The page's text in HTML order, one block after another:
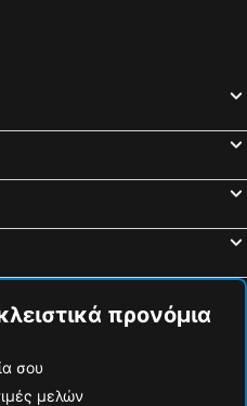
προνόμια
σου
μελών